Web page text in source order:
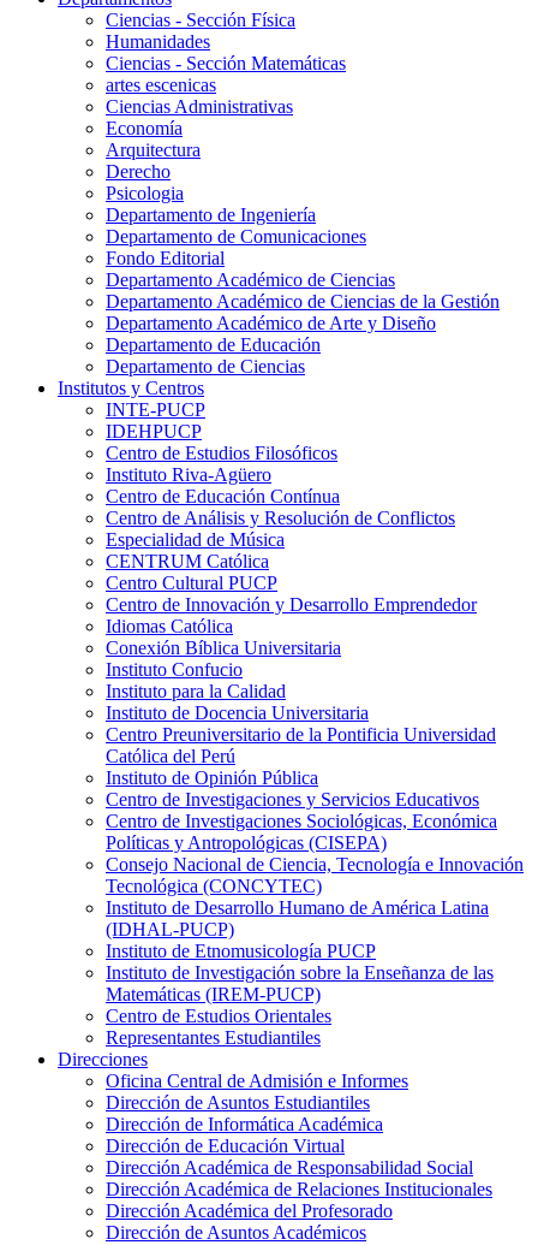
Ciencias - Sección Física
Humanidades
Ciencias - Sección Matemáticas
artes escenicas
Ciencias Administrativas
Economía
Arquitectura
Derecho
Psicologia
Departamento de Ingeniería
Departamento de Comunicaciones
Fondo Editorial
Departamento Académico de Ciencias
Departamento Académico de Ciencias de la Gestión
Departamento Académico de Arte y Diseño
Departamento de Educación
Departamento de Ciencias
Institutos y Centros
INTE-PUCP
IDEHPUCP
Centro de Estudios Filosóficos
Instituto Riva-Agüero
Centro de Educación Contínua
Centro de Análisis y Resolución de Conflictos
Especialidad de Música
CENTRUM Católica
Centro Cultural PUCP
Centro de Innovación y Desarrollo Emprendedor
Idiomas Católica
Conexión Bíblica Universitaria
Instituto Confucio
Instituto para la Calidad
Instituto de Docencia Universitaria
Centro Preuniversitario de la Pontificia Universidad
Católica del Perú
Instituto de Opinión Pública
Centro de Investigaciones y Servicios Educativos
Centro de Investigaciones Sociológicas, Económica
Políticas y Antropológicas (CISEPA)
Consejo Nacional de Ciencia, Tecnología e Innovación
Tecnológica (CONCYTEC)
Instituto de Desarrollo Humano de América Latina
(IDHAL-PUCP)
Instituto de Etnomusicología PUCP
Instituto de Investigación sobre la Enseñanza de las
Matemáticas (IREM-PUCP)
Centro de Estudios Orientales
Representantes Estudiantiles
Direcciones
Oficina Central de Admisión e Informes
Dirección de Asuntos Estudiantiles
Dirección de Informática Académica
Dirección de Educación Virtual
Dirección Académica de Responsabilidad Social
Dirección Académica de Relaciones Institucionales
Dirección Académica del Profesorado
Dirección de Asuntos Académicos